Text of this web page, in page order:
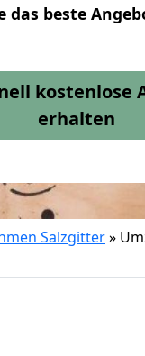
das beste
kostenlose
erhalten
Salzgitter»